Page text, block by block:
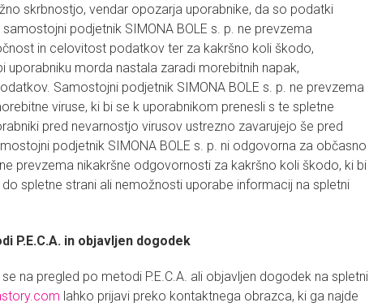
skrbnostjo, vendar opozarja uporabnike, da so podatki
podjetnik SIMONA BOLE s. p. ne prevzema
in celovitost podatkov ter za kakršno koli škodo,
uporabniku morda nastala zaradi morebitnih napak,
Samostojni podjetnik SIMONA BOLE s. p. ne prevzema
viruse, ki bi se k uporabnikom prenesli s te spletne
pred nevarnostjo virusov ustrezno zavarujejo še pred
podjetnik SIMONA BOLE s. p. ni odgovorna za občasno
prevzema nikakršne odgovornosti za kakršno koli škodo, ki bi
spletne strani ali nemožnosti uporabe informacij na spletni
P.E.C.A. in objavljen dogodek
na pregled po metodi P.E.C.A. ali objavljen dogodek na spletni
lahko prijavi preko kontaktnega obrazca, ki ga najde